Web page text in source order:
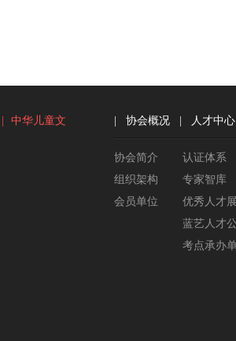
中华儿童文
协会概况 人才中心
协会简介
组织架构
会员单位
认证体系
专家智库
优秀人才
蓝艺人才
考点承办